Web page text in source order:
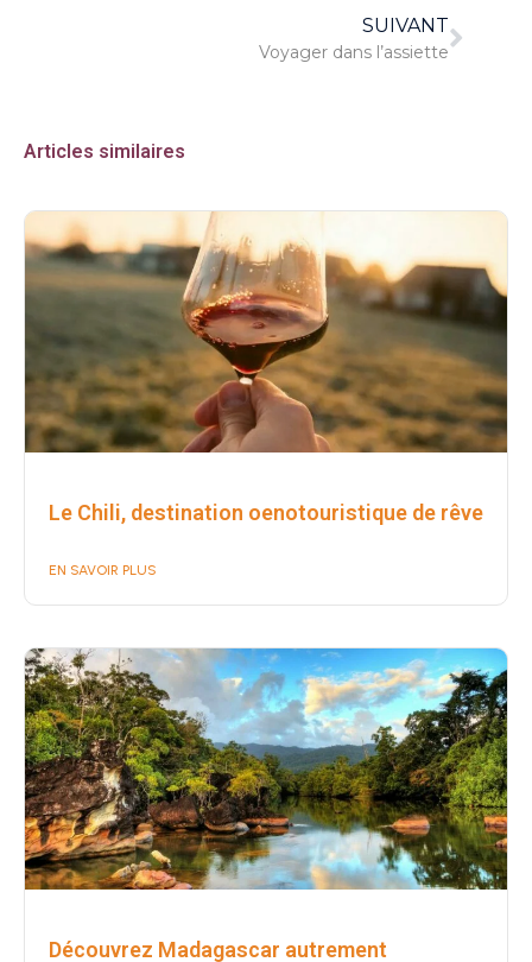
SUIVANT
Voyager dans l’assiette
Articles similaires
Le Chili, destination oenotouristique de rêve
EN SAVOIR PLUS
Découvrez Madagascar autrement